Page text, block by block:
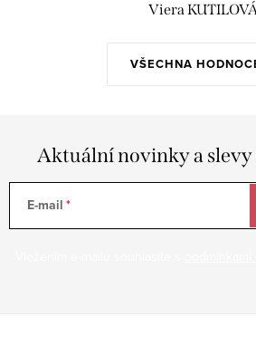
VŠECHNA
Viera
Aktuální novinky a slevy
E-mail